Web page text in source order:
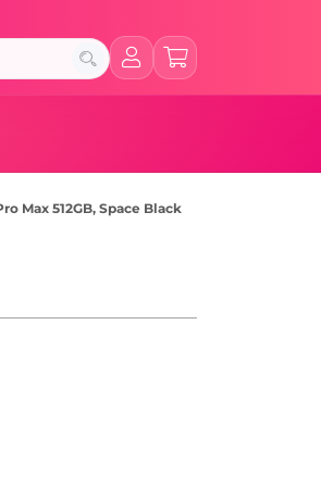
Max 512GB, Space Black